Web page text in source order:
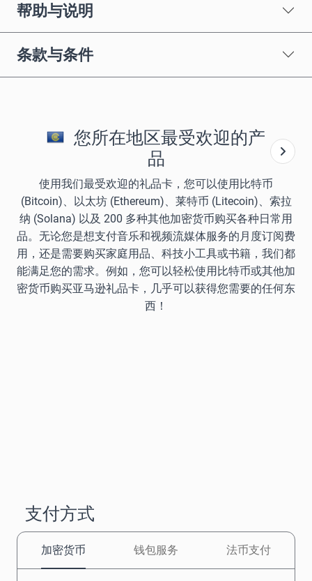
帮助与说明
条款与条件
您所在地区最受欢迎的产
品
使用我们最受欢迎的礼品卡，您可以使用比特币
(Bitcoin)、以太坊 (Ethereum)、莱特币 (Litecoin)、索拉
纳 (Solana) 以及 200 多种其他加密货币购买各种日常用
品。无论您是想支付音乐和视频流媒体服务的月度订阅费
用，还是需要购买家庭用品、科技小工具或书籍，我们都
能满足您的需求。例如，您可以轻松使用比特币或其他加
密货币购买亚马逊礼品卡，几乎可以获得您需要的任何东
西！
支付方式
加密货币 钱包服务 法币支付